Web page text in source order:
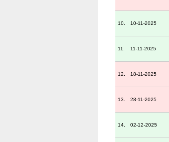
10. 10-11-2025
11. 11-11-2025
12. 18-11-2025
13. 28-11-2025
14. 02-12-2025